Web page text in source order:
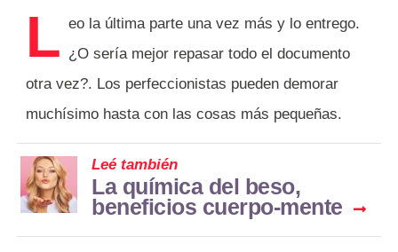
L eo la última parte una vez más y lo entrego.
¿O sería mejor repasar todo el documento
otra vez?. Los perfeccionistas pueden demorar
muchísimo hasta con las cosas más pequeñas.
Leé también
La química del beso,
beneficios cuerpo-mente